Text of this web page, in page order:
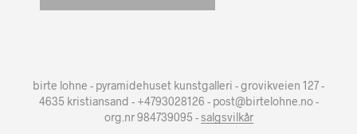
birte lohne - pyramidehuset kunstgalleri - grovikveien 127 -
4635 kristiansand - +4793028126 - post@birtelohne.no -
org.nr 984739095 -salgsvilkår